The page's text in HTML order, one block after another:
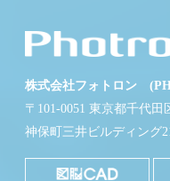
株式会社フォトロン
〒101-0051 東京都千代
神保町三井ビルディング